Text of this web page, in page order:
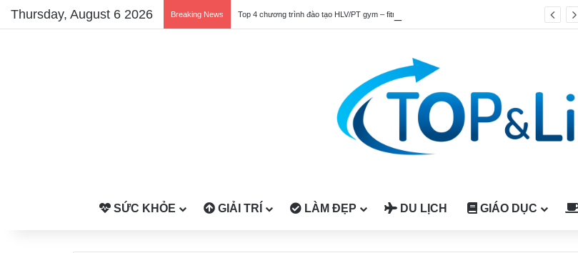
Thursday, August 6 2026 Breaking News
SỨC KHỎE GIẢI TRÍ LÀM ĐẸP DU LỊCH GIÁO DỤC